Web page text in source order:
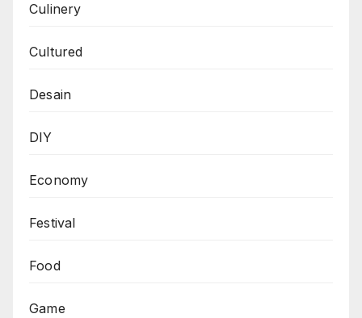
Culinery
Cultured
Desain
DIY
Economy
Festival
Food
Game